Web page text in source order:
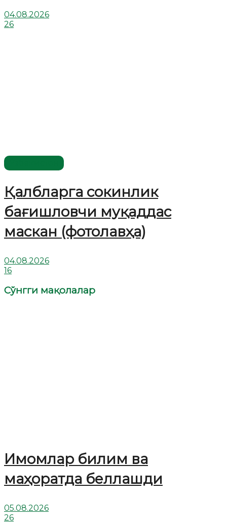
04.08.2026
26
Қалбларга сокинлик
бағишловчи муқаддас
маскан (фотолавҳа)
04.08.2026
16
Сўнгги мақолалар
Имомлар билим ва
маҳоратда беллашди
05.08.2026
26